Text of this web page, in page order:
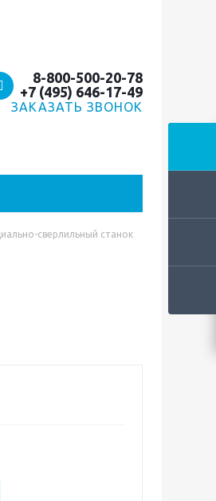
8-800-500-20-78
+7 (495) 646-17-49
ЗАКАЗАТЬ ЗВОНОК
сверлильный станок